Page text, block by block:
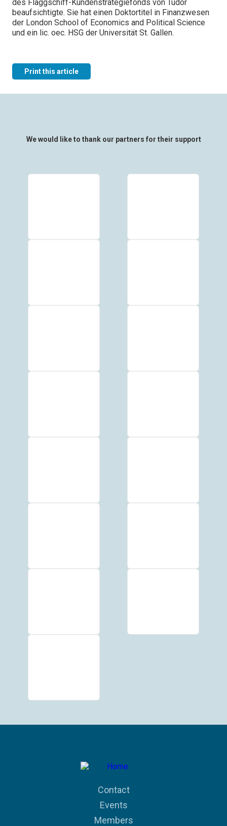
des Flaggschiff-Kundenstrategiefonds von Tudor
beaufsichtigte. Sie hat einen Doktortitel in Finanzwesen
der London School of Economics and Political Science
und ein lic. oec. HSG der Universität St. Gallen.
Print this article
We would like to thank our partners for their support
Contact
Events
Members